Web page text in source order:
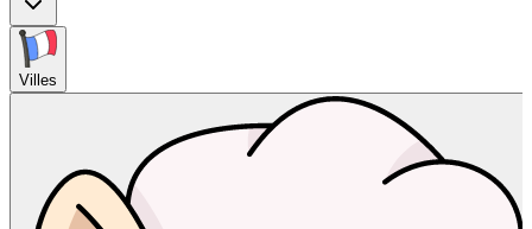
Villes